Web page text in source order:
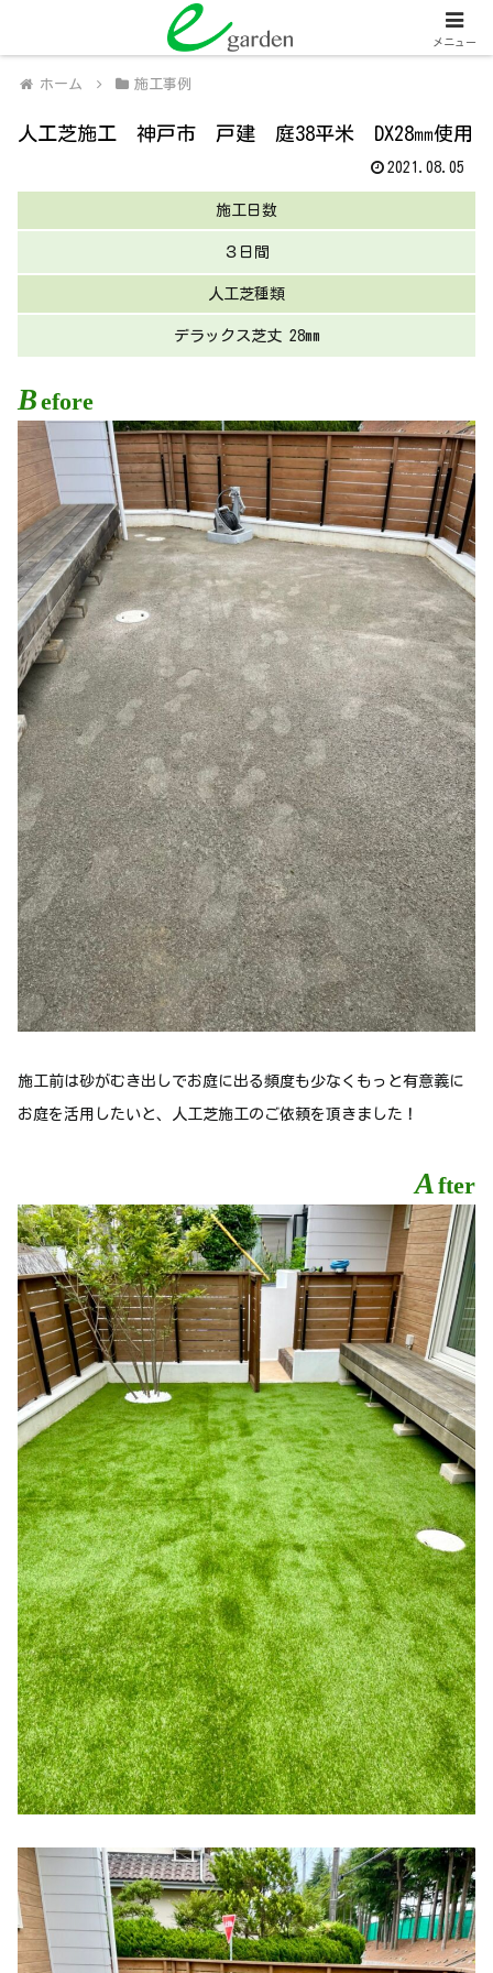
人工芝販売・施工、外壁塗装・施工
ホーム 施工事例
人工芝施工 神戸市 戸建 庭38平米 DX28㎜使用
2021.08.05
施工日数
３日間
人工芝種類
デラックス芝丈 28mm
Before
施工前は砂がむき出しでお庭に出る頻度も少なくもっと有意義に
お庭を活用したいと、人工芝施工のご依頼を頂きました！
A fter
メニュー